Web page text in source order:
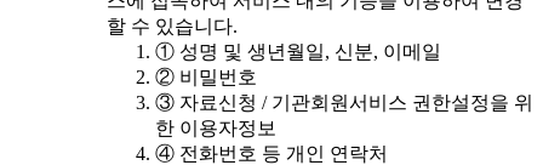
할 수 있습니다.
① 성명 및 생년월일, 신분, 이메일
② 비밀번호
③ 자료신청 / 기관회원서비스 권한설정을 위
한 이용자정보
④ 전화번호 등 개인 연락처